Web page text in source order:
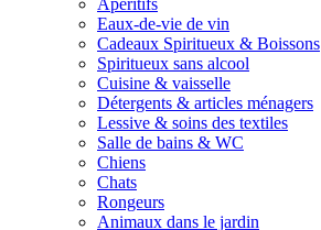
Apéritifs
Eaux-de-vie de vin
Cadeaux Spiritueux & Boissons
Spiritueux sans alcool
Cuisine & vaisselle
Détergents & articles ménagers
Lessive & soins des textiles
Salle de bains & WC
Chiens
Chats
Rongeurs
Animaux dans le jardin